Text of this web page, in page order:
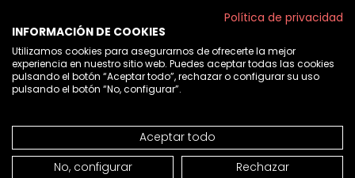
NO DISPONIBLE
Política de cookies
Nosotros
© 2026 Cristian Lay
Política de privacidad
INFORMACIÓN DE COOKIES
Utilizamos cookies para asegurarnos de ofrecerte la mejor
experiencia en nuestro sitio web. Puedes aceptar todas las cookies
pulsando el botón “Aceptar todo”, rechazar o configurar su uso
pulsando el botón “No, configurar”.
Aceptar todo
No, configurar
Rechazar